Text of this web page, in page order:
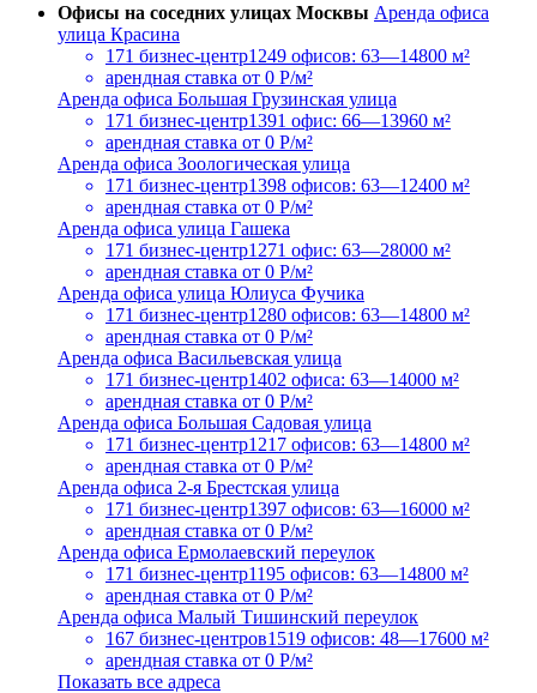
Офисы на соседних улицах Москвы Аренда офиса
улица Красина
171 бизнес-центр1249 офисов: 63—14800 м²
арендная ставка от 0 Р/м²
Аренда офиса Большая Грузинская улица
171 бизнес-центр1391 офис: 66—13960 м²
арендная ставка от 0 Р/м²
Аренда офиса Зоологическая улица
171 бизнес-центр1398 офисов: 63—12400 м²
арендная ставка от 0 Р/м²
Аренда офиса улица Гашека
171 бизнес-центр1271 офис: 63—28000 м²
арендная ставка от 0 Р/м²
Аренда офиса улица Юлиуса Фучика
171 бизнес-центр1280 офисов: 63—14800 м²
арендная ставка от 0 Р/м²
Аренда офиса Васильевская улица
171 бизнес-центр1402 офиса: 63—14000 м²
арендная ставка от 0 Р/м²
Аренда офиса Большая Садовая улица
171 бизнес-центр1217 офисов: 63—14800 м²
арендная ставка от 0 Р/м²
Аренда офиса 2-я Брестская улица
171 бизнес-центр1397 офисов: 63—16000 м²
арендная ставка от 0 Р/м²
Аренда офиса Ермолаевский переулок
171 бизнес-центр1195 офисов: 63—14800 м²
арендная ставка от 0 Р/м²
Аренда офиса Малый Тишинский переулок
167 бизнес-центров1519 офисов: 48—17600 м²
арендная ставка от 0 Р/м²
Показать все адреса